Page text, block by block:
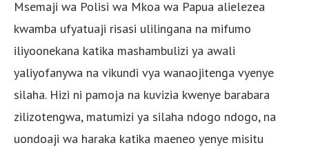
Msemaji wa Polisi wa Mkoa wa Papua alielezea
kwamba ufyatuaji risasi ulilingana na mifumo
iliyoonekana katika mashambulizi ya awali
yaliyofanywa na vikundi vya wanaojitenga vyenye
silaha. Hizi ni pamoja na kuvizia kwenye barabara
zilizotengwa, matumizi ya silaha ndogo ndogo, na
uondoaji wa haraka katika maeneo yenye misitu